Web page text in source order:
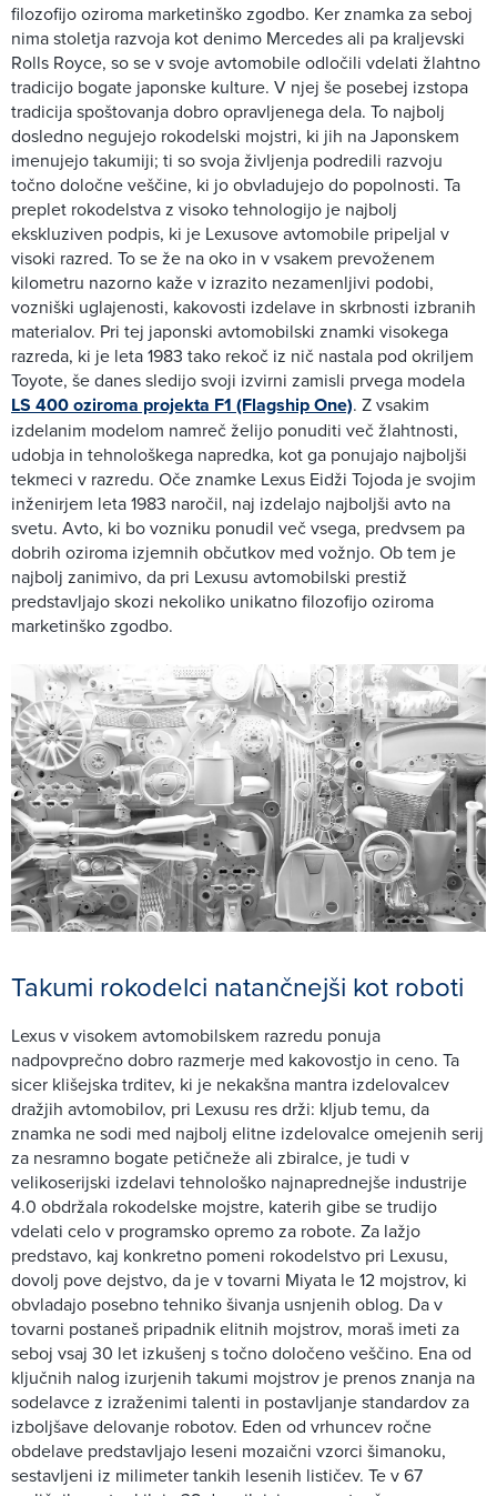
filozofijo oziroma marketinško zgodbo. Ker znamka za seboj
nima stoletja razvoja kot denimo Mercedes ali pa kraljevski
Rolls Royce, so se v svoje avtomobile odločili vdelati žlahtno
tradicijo bogate japonske kulture. V njej še posebej izstopa
tradicija spoštovanja dobro opravljenega dela. To najbolj
dosledno negujejo rokodelski mojstri, ki jih na Japonskem
imenujejo takumiji; ti so svoja življenja podredili razvoju
točno določne veščine, ki jo obvladujejo do popolnosti. Ta
preplet rokodelstva z visoko tehnologijo je najbolj
ekskluziven podpis, ki je Lexusove avtomobile pripeljal v
visoki razred. To se že na oko in v vsakem prevoženem
kilometru nazorno kaže v izrazito nezamenljivi podobi,
vozniški uglajenosti, kakovosti izdelave in skrbnosti izbranih
materialov. Pri tej japonski avtomobilski znamki visokega
razreda, ki je leta 1983 tako rekoč iz nič nastala pod okriljem
Toyote, še danes sledijo svoji izvirni zamisli prvega modela
LS 400 oziroma projekta F1 (Flagship One). Z vsakim
izdelanim modelom namreč želijo ponuditi več žlahtnosti,
udobja in tehnološkega napredka, kot ga ponujajo najboljši
tekmeci v razredu. Oče znamke Lexus Eidži Tojoda je svojim
inženirjem leta 1983 naročil, naj izdelajo najboljši avto na
svetu. Avto, ki bo vozniku ponudil več vsega, predvsem pa
dobrih oziroma izjemnih občutkov med vožnjo. Ob tem je
najbolj zanimivo, da pri Lexusu avtomobilski prestiž
predstavljajo skozi nekoliko unikatno filozofijo oziroma
marketinško zgodbo.
Takumi rokodelci natančnejši kot roboti
Lexus v visokem avtomobilskem razredu ponuja
nadpovprečno dobro razmerje med kakovostjo in ceno. Ta
sicer klišejska trditev, ki je nekakšna mantra izdelovalcev
dražjih avtomobilov, pri Lexusu res drži: kljub temu, da
znamka ne sodi med najbolj elitne izdelovalce omejenih serij
za nesramno bogate petičneže ali zbiralce, je tudi v
velikoserijski izdelavi tehnološko najnaprednejše industrije
4.0 obdržala rokodelske mojstre, katerih gibe se trudijo
vdelati celo v programsko opremo za robote. Za lažjo
predstavo, kaj konkretno pomeni rokodelstvo pri Lexusu,
dovolj pove dejstvo, da je v tovarni Miyata le 12 mojstrov, ki
obvladajo posebno tehniko šivanja usnjenih oblog. Da v
tovarni postaneš pripadnik elitnih mojstrov, moraš imeti za
seboj vsaj 30 let izkušenj s točno določeno veščino. Ena od
ključnih nalog izurjenih takumi mojstrov je prenos znanja na
sodelavce z izraženimi talenti in postavljanje standardov za
izboljšave delovanje robotov. Eden od vrhuncev ročne
obdelave predstavljajo leseni mozaični vzorci šimanoku,
sestavljeni iz milimeter tankih lesenih lističev. Te v 67